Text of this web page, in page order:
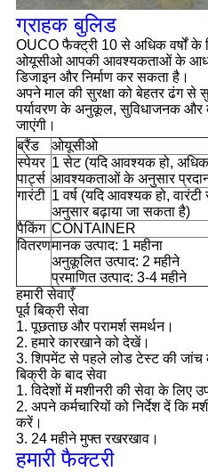
ग्राहक बुलिड
OUCO फैक्ट्री 10 से अधिक वर्षों के
ओयूसीओ आपकी आवश्यकताओं के
डिजाइन और निर्माण कर सकता है।
अपने माल की सुरक्षा को बेहतर ढंग से
पर्यावरण के अनुकूल, सुविधाजनक और
जाएंगी।
ब्रैंड
ओयूसीओ
स्पेयर
पार्ट्स
1 सेट (यदि आवश्यक हो, अधिक
आवश्यकताओं के अनुसार
गारंटी 1 वर्ष (यदि आवश्यक हो,
अनुसार बढ़ाया जा सकता है)
पैकिंग CONTAINER
वितरणमानक उत्पाद: 1 महीना
अनुकूलित उत्पाद: 2 महीने
प्रमाणित उत्पाद: 3-4 महीने
हमारी सेवाएँ
पूर्व बिक्री सेवा
1. पूछताछ और परामर्श समर्थन।
2. हमारे कारखाने को देखें।
3. शिपमेंट से पहले लोड टेस्ट की जांच
बिक्री के बाद सेवा
1. विदेशों में मशीनरी की सेवा के लिए
2. अपने कर्मचारियों को निर्देश दें कि
करें।
3. 24 महीने मुफ्त रखरखाव।
हमारी फैक्टरी